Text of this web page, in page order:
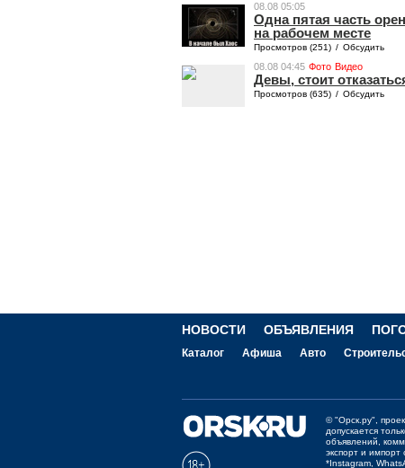
08.08 05:05
Одна пятая часть
на рабочем месте
Просмотров (251) / Обсудить
08.08 04:45 Фото Видео
Девы, стоит
Просмотров (635) / Обсудить
НОВОСТИ ОБЪЯВЛЕНИЯ
Каталог Афиша Авто
©"Орск.ру" ,
допускается
объявлений,
экспорт и
*Instagram,